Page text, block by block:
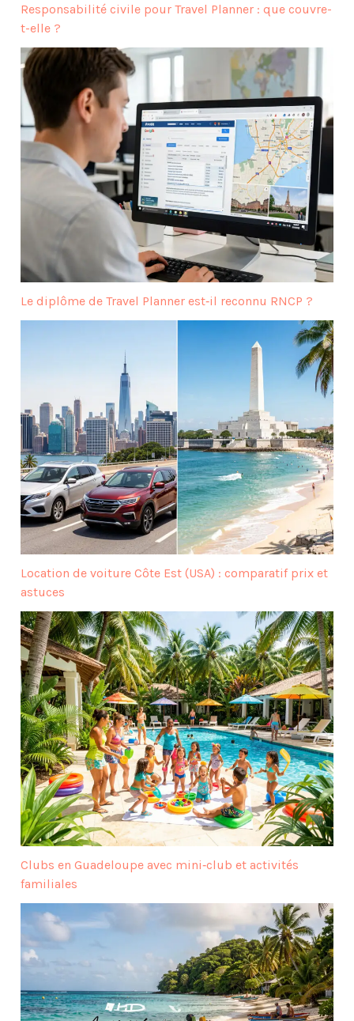
Responsabilité civile pour Travel Planner : que couvre-
t-elle ?
Le diplôme de Travel Planner est‑il reconnu RNCP ?
Location de voiture Côte Est (USA) : comparatif prix et
astuces
Clubs en Guadeloupe avec mini‑club et activités
familiales